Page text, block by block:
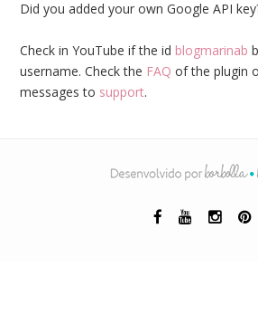
Did you added your own Google API
Check in YouTube if the id blogmarinab
username. Check the FAQ of the plugin
messages to support.